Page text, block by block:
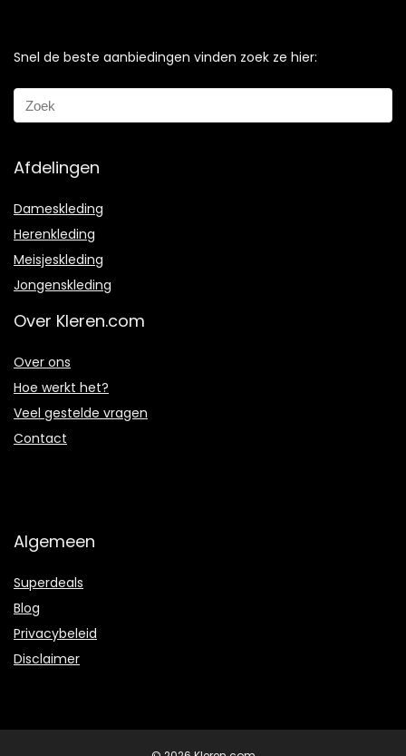
Snel de beste aanbiedingen vinden zoek ze hier:
Afdelingen
Dameskleding
Herenkleding
Meisjeskleding
Jongenskleding
Over Kleren.com
Over ons
Hoe werkt het?
Veel gestelde vragen
Contact
Algemeen
Superdeals
Blog
Privacybeleid
Disclaimer